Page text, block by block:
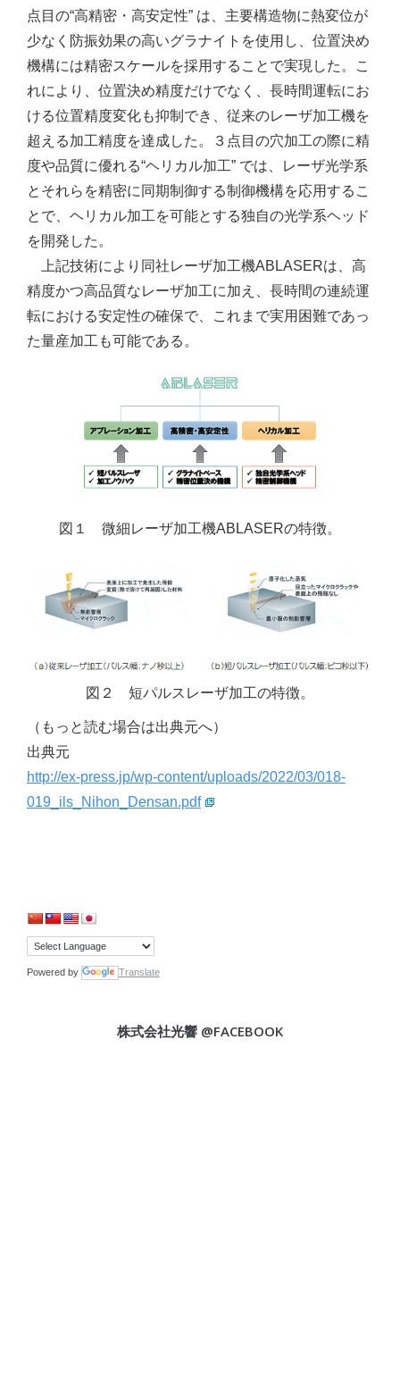
点目の“高精密・高安定性” は、主要構造物に熱変位が
少なく防振効果の高いグラナイトを使用し、位置決め
機構には精密スケールを採用することで実現した。こ
れにより、位置決め精度だけでなく、長時間運転にお
ける位置精度変化も抑制でき、従来のレーザ加工機を
超える加工精度を達成した。３点目の穴加工の際に精
度や品質に優れる“ヘリカル加工” では、レーザ光学系
とそれらを精密に同期制御する制御機構を応用するこ
とで、ヘリカル加工を可能とする独自の光学系ヘッド
を開発した。
上記技術により同社レーザ加工機ABLASERは、高
精度かつ高品質なレーザ加工に加え、長時間の連続運
転における安定性の確保で、これまで実用困難であっ
た量産加工も可能である。
図１ 微細レーザ加工機ABLASERの特徴。
図２ 短パルスレーザ加工の特徴。
（もっと読む場合は出典元へ）
出典元
http://ex-press.jp/wp-content/uploads/2022/03/018-
019_ils_Nihon_Densan.pdf
Powered by Translate
株式会社光響 @FACEBOOK